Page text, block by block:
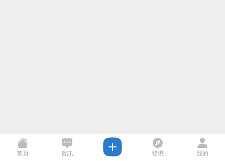
首頁 資訊 發現 我的